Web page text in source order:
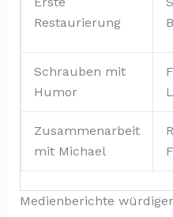
Restaurierung
Schrauben mit
Humor
Zusammenarbeit
mit Michael
Medienberichte